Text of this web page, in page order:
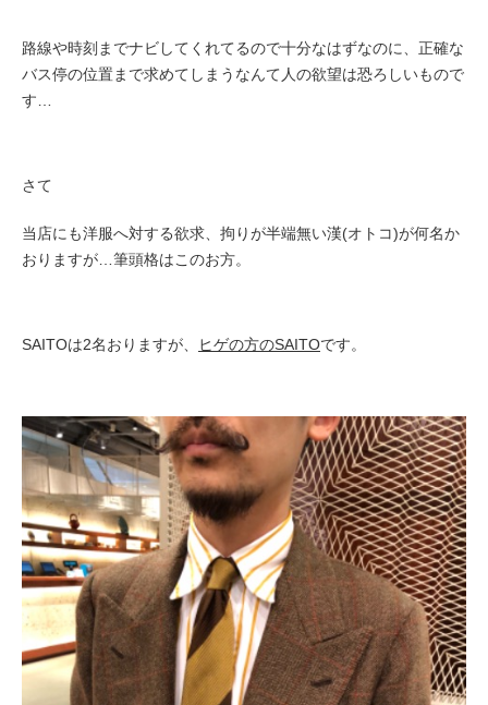
路線や時刻までナビしてくれてるので十分なはずなのに、正確な
バス停の位置まで求めてしまうなんて人の欲望は恐ろしいもので
す…
さて
当店にも洋服へ対する欲求、拘りが半端無い漢(オトコ)が何名か
おりますが…筆頭格はこのお方。
SAITOは2名おりますが、 ヒゲの方のSAITOです。